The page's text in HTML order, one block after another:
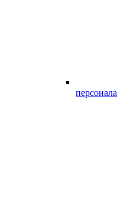
персонала